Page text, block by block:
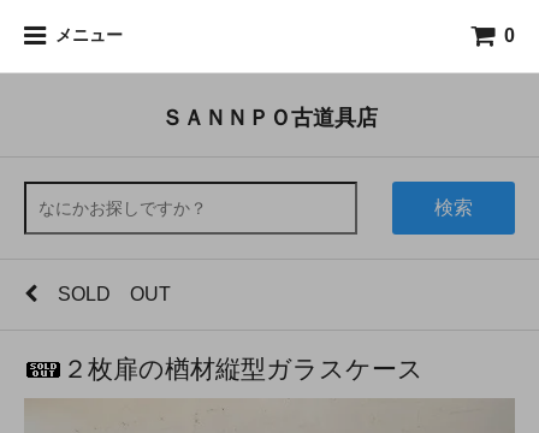
メニュー 0
ＳＡＮＮＰＯ古道具店
検索
SOLD OUT
２枚扉の楢材縦型ガラスケース